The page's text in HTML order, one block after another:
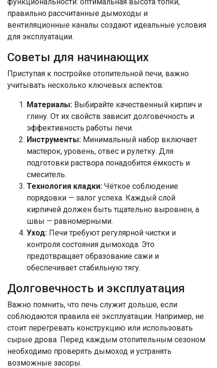
правильно рассчитанные дымоходы и
вентиляционные каналы создают идеальные условия
для эксплуатации.
Советы для начинающих
Приступая к постройке отопительной печи, важно
учитывать несколько ключевых аспектов:
Материалы: Выбирайте качественный кирпич и
глину. От их свойств зависит долговечность и
эффективность работы печи.
Инструменты: Минимальный набор включает
мастерок, уровень, отвес и рулетку. Для
подготовки раствора понадобится ёмкость и
смеситель.
Технология кладки: Чёткое соблюдение
порядовки — залог успеха. Каждый слой
кирпичей должен быть тщательно выровнен, а
швы — равномерными.
Уход: Печи требуют регулярной чистки и
контроля состояния дымохода. Это
предотвращает образование сажи и
обеспечивает стабильную тягу.
Долговечность и эксплуатация
Важно помнить, что печь служит дольше, если
соблюдаются правила её эксплуатации. Например, не
стоит перегревать конструкцию или использовать
сырые дрова. Перед каждым отопительным сезоном
необходимо проверять дымоход и устранять
возможные засоры.